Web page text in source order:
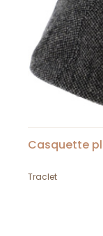
Casquette
Traclet